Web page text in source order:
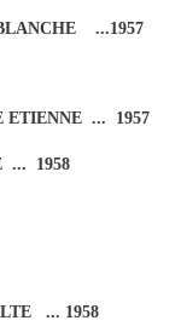
...1957
ETIENNE ... 1957
... 1958
... 1958